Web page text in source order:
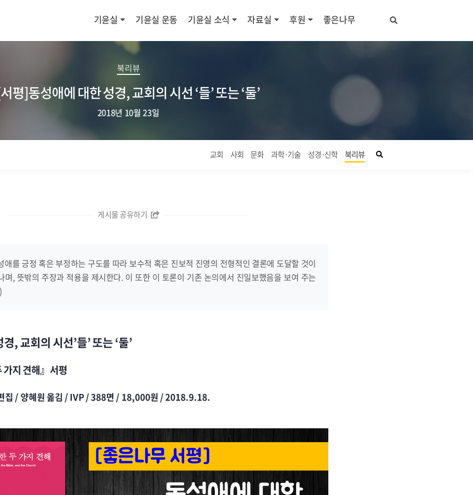
기윤실 기윤실 운동 기윤실 소식 자료실 후원 좋은나무
북리뷰
평]동성애에 대한 성경, 교회의 시선 ‘들’ 또는 ‘둘’
2018년 10월 23일
교회 사회 문화 과학·기술 성경·신학 북리뷰 좋은나무 검색창 열기
게시물 공유하기
애를 긍정 혹은 부정하는 구도를 따라 보수적 혹은 진보적 진영의 전형적인 결론에 도달할 것이
며, 뜻밖의 주장과 적용을 제시한다. 이 또한 이 토론이 기존 논의에서 진일보했음을 보여 주는
, 교회의 시선’들’ 또는 ‘둘’
가지 견해』서평
집 / 양혜원 옮김 / IVP / 388면 / 18,000원 / 2018.9.18.